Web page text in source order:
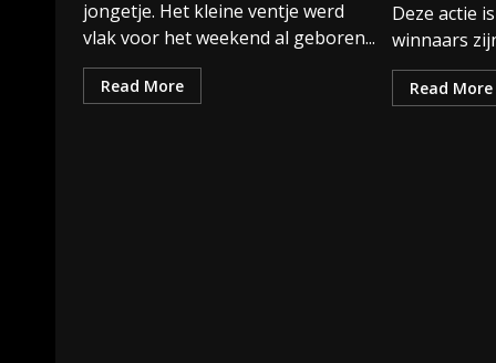
jongetje. Het kleine ventje werd
vlak voor het weekend al geboren...
Read More
Deze actie
winnaars
Read More